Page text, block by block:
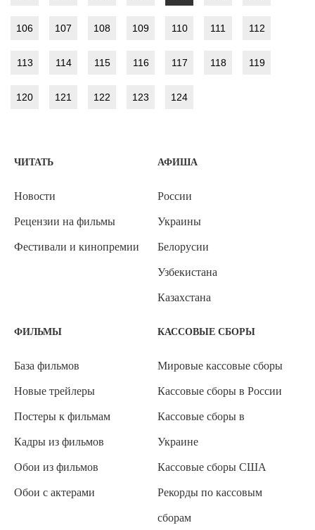
106 107 108 109 110 111 112
113 114 115 116 117 118 119
120 121 122 123 124
ЧИТАТЬ
Новости
Рецензии на фильмы
Фестивали и кинопремии
АФИША
России
Украины
Белорусии
Узбекистана
Казахстана
ФИЛЬМЫ
База фильмов
Новые трейлеры
Постеры к фильмам
Кадры из фильмов
Обои из фильмов
Обои с актерами
КАССОВЫЕ СБОРЫ
Мировые кассовые сборы
Кассовые сборы в России
Кассовые сборы в
Украине
Кассовые сборы США
Рекорды по кассовым
сборам